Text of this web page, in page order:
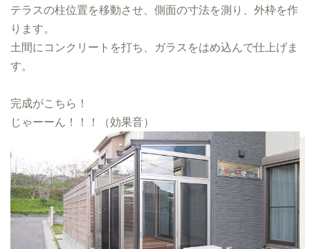
テラスの柱位置を移動させ、側面の寸法を測り、外枠を作
ります。
土間にコンクリートを打ち、ガラスをはめ込んで仕上げま
す。
完成がこちら！
じゃーーん！！！（効果音）